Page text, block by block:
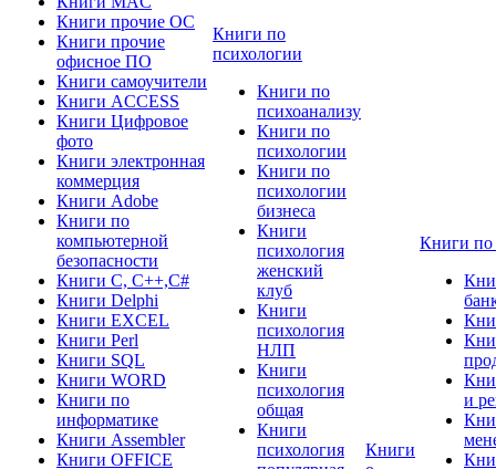
Книги прочие ОС
Книги прочие
офисное ПО
Книги самоучители
Книги ACCESS
Книги Цифровое
фото
Книги электронная
коммерция
Книги Adobe
Книги по
компьютерной
безопасности
Книги C, C++,С#
Книги Delphi
Книги EXCEL
Книги Perl
Книги SQL
Книги WORD
Книги по
информатике
Книги Assembler
Книги OFFICE
Книги по
психологии
Книги по
психоанализу
Книги по
психологии
Книги по
психологии
бизнеса
Книги
психология
женский
клуб
Книги
психология
НЛП
Книги
психология
общая
Книги
психология
Книги
Книги по
и